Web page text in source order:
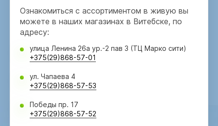
Ознакомиться с ассортиментом в живую вы
можете в наших магазинах в Витебске, по
адресу:
улица Ленина 26а ур.-2 пав 3 (ТЦ Марко сити)
+375(29)868-57-01
ул. Чапаева 4
+375(29)868-57-53
Победы пр. 17
+375(29)868-57-52